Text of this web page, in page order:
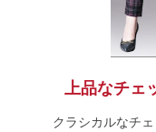
上品なチェ
クラシカルなチ